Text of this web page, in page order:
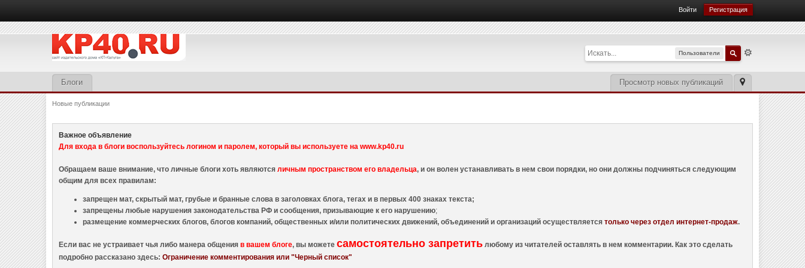
Войти Регистрация
Пользователи
Просмотр новых публикаций
Блоги
Новые публикации
Важное объявление
Для входа в блоги воспользуйтесь логином и паролем, который вы используете на www.kp40.ru
Обращаем ваше внимание, что личные блоги хоть являютсяличным пространством его владельца, и он волен устанавливать в нем свои порядки, но они должны подчиняться следующим
общим для всех правилам:
запрещен мат, скрытый мат, грубые и бранные слова в заголовках блога, тегах и в первых 400 знаках текста;
запрещены любые нарушения законодательства РФ и сообщения, призывающие к его нарушению;
размещение коммерческих блогов, блогов компаний, общественных и/или политических движений, объединений и организаций осуществляетсятолько через отдел интернет-продаж.
Если вас не устраивает чья либо манера общенияв вашем блоге, вы можетесамостоятельно запретить любому из читателей оставлять в нем комментарии. Как это сделать
подробно рассказано здесь:Ограничение комментирования или "Черный список"